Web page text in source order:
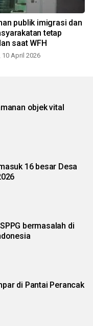
publik imigrasi dan
tetap
saat WFH
10 April 2026
objek vital
16 besar Desa
bermasalah di
di Pantai Perancak